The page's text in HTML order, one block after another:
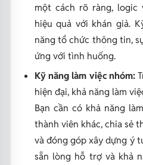
một cách rõ ràng, logic
hiệu quả với khán giả.
năng tổ chức thông tin,
ứng với tình huống.
Kỹ năng làm việc nhóm:
hiện đại, khả năng làm
Bạn cần có khả năng
thành viên khác, chia sẻ
và đóng góp xây dựng ý
sẵn lòng hỗ trợ và khả